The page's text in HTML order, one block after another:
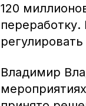
120
Владимир